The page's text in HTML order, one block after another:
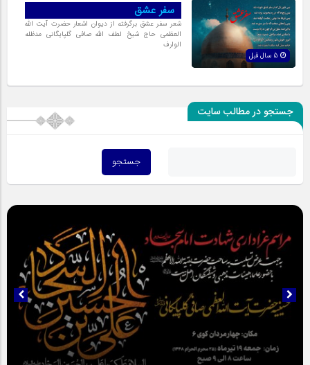
سفر عشق
شعر سفر عشق برگرفته از دیوان اشعار حضرت آیت‌ اللّه
العظمی حاج شیخ لطف‌ اللّه صافی گلپایگانی مدظله‌
الوارف
جستجو در مطالب سایت